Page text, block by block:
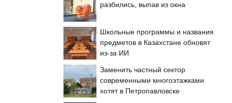
разбились, выпав из окна
Школьные программы и названия
предметов в Казахстане обновят
из-за ИИ
Заменить частный сектор
современными многоэтажками
хотят в Петропавловске